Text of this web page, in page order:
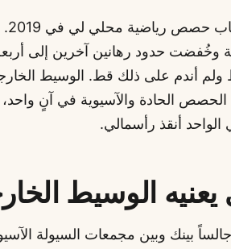
وخُفضت حدود رهانين آخرين إلى
ولم أندم على ذلك قط. الوسيط
الحادة والآسيوية في آنٍ
الواحد أنقذ رأسمالي.
يعنيه الوسيط